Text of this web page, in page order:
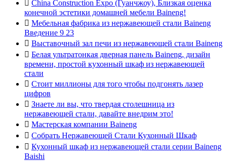
China Construction Expo (Гуанчжоу), Близкая оценка
конечной эстетики домашней мебели Baineng!
 Мебельная фабрика из нержавеющей стали Baineng
Введение 9 23
 Выставочный зал печи из нержавеющей стали Baineng
 Белая ультратонкая дверная панель Baineng, дизайн
времени, простой кухонный шкаф из нержавеющей
стали
 Стоит миллионы для того чтобы подгонять лазер
цифров
 Знаете ли вы, что твердая столешница из
нержавеющей стали, давайте внедрим это!
 Мастерская компании Baineng
 Собрать Нержавеющей Стали Кухонный Шкаф
 Кухонный шкаф из нержавеющей стали серии Baineng
Baishi